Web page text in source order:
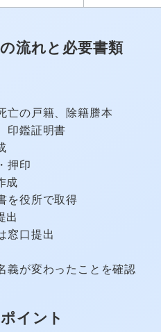
流れと必要書類
亡の戸籍、除籍謄本
印鑑証明書
押印
成
を役所で取得
出
窓口提出
義が変わったことを確認
イント